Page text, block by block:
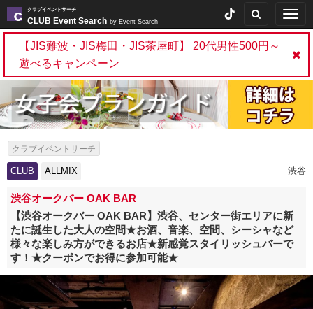
クラブイベントサーチ
CLUB Event Search by Event Search
【JIS難波・JIS梅田・JIS茶屋町】 20代男性500円～
遊べるキャンペーン
クラブイベントサーチ
CLUB ALLMIX 渋谷
渋谷オークバー OAK BAR
【渋谷オークバー OAK BAR】渋谷、センター街エリアに新
たに誕生した大人の空間★お酒、音楽、空間、シーシャなど
様々な楽しみ方ができるお店★新感覚スタイリッシュバーで
す！★クーポンでお得に参加可能★